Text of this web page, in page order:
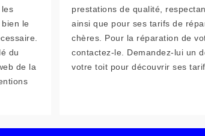
le
du
de la
prestations de qualité,
ainsi que pour ses tarifs de
chères. Pour la réparation de
contactez-le. Demandez-lui un
votre toit pour découvrir ses